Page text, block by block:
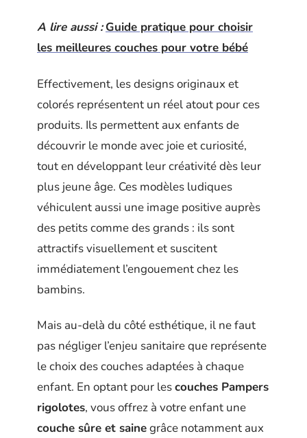
A lire aussi : Guide pratique pour choisir
les meilleures couches pour votre bébé
Effectivement, les designs originaux et
colorés représentent un réel atout pour ces
produits. Ils permettent aux enfants de
découvrir le monde avec joie et curiosité,
tout en développant leur créativité dès leur
plus jeune âge. Ces modèles ludiques
véhiculent aussi une image positive auprès
des petits comme des grands : ils sont
attractifs visuellement et suscitent
immédiatement l’engouement chez les
bambins.
Mais au-delà du côté esthétique, il ne faut
pas négliger l’enjeu sanitaire que représente
le choix des couches adaptées à chaque
enfant. En optant pour lescouches Pampers
rigolotes, vous offrez à votre enfant une
couche sûre et sainegrâce notamment aux